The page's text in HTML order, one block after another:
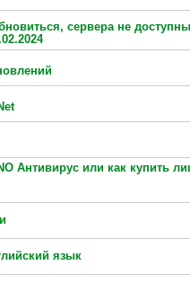
сервера не
Антивирус или как купить
язык